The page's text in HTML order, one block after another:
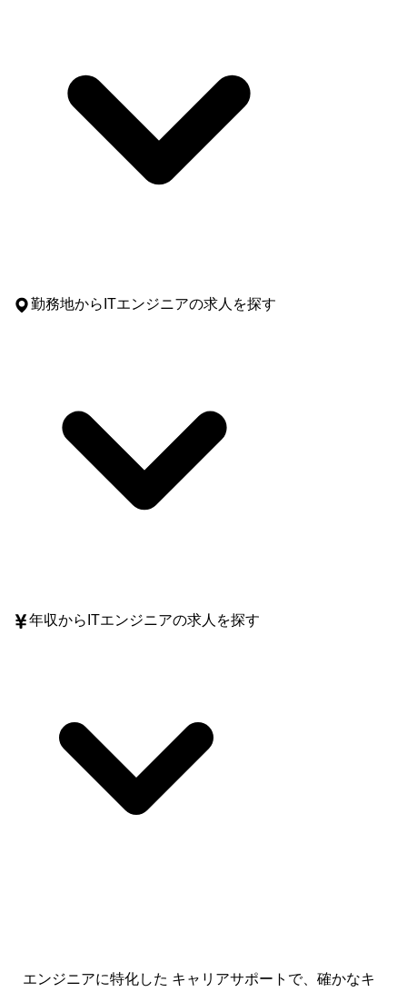
勤務地からITエンジニアの求人を探す
年収からITエンジニアの求人を探す
エンジニアに特化した キャリアサポートで、 確かなキ